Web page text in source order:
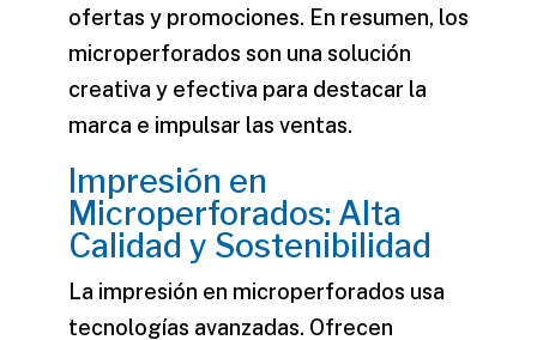
ofertas y promociones. En resumen, los
microperforados son una solución
creativa y efectiva para destacar la
marca e impulsar las ventas.
Impresión en
Microperforados: Alta
Calidad y Sostenibilidad
La impresión en microperforados usa
tecnologías avanzadas. Ofrecen